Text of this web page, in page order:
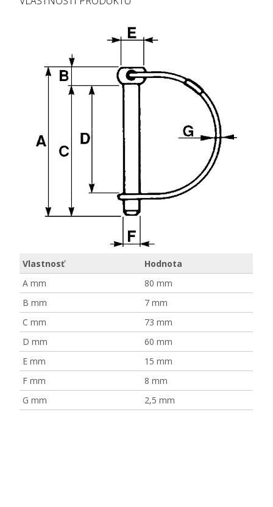
Vlastnosť
Hodnota
A mm
80 mm
B mm
7 mm
C mm
73 mm
D mm
60 mm
E mm
15 mm
F mm
8 mm
G mm
2,5 mm